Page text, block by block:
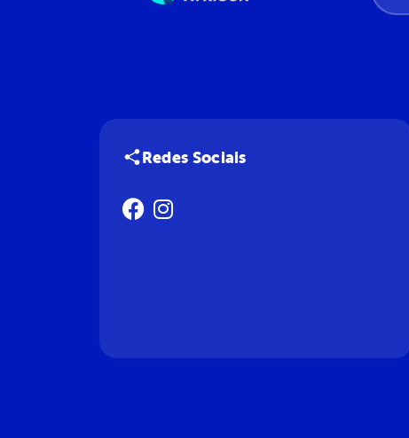
Redes Sociais